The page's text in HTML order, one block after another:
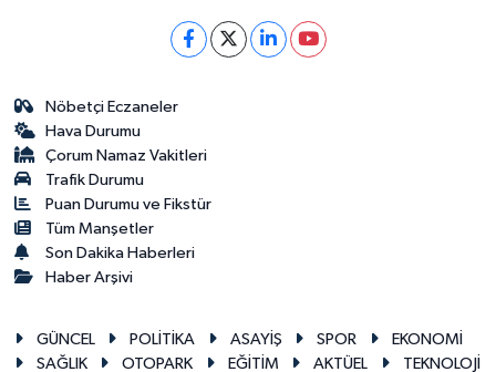
Nöbetçi Eczaneler
Hava Durumu
Çorum Namaz Vakitleri
Trafik Durumu
Puan Durumu ve Fikstür
Tüm Manşetler
Son Dakika Haberleri
Haber Arşivi
GÜNCEL POLİTİKA ASAYİŞ SPOR
EKONOMİ
SAĞLIK
OTOPARK EĞİTİM AKTÜEL TEKNOLOJİ